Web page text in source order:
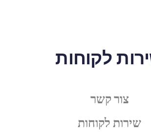
לקוחות
צור קשר
שירות לקוחות